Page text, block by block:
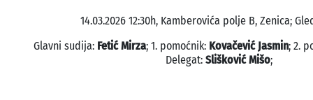
14.03.2026 12:30h, Kamberovića polje B, Zenica;
Glavni sudija: Fetić Mirza; 1. pomoćnik: Kovačević Jasmin; 2.
Delegat: Slišković Mišo;